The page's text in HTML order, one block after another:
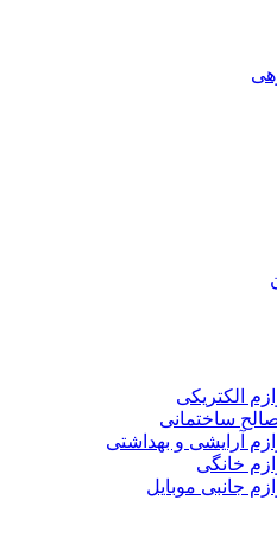
الکتریکی
ساختمانی
آرایشی و بهداشتی
خانگی
جانبی موبایل